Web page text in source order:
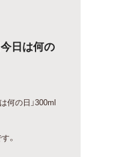
日は何の
何の日」300ml
。